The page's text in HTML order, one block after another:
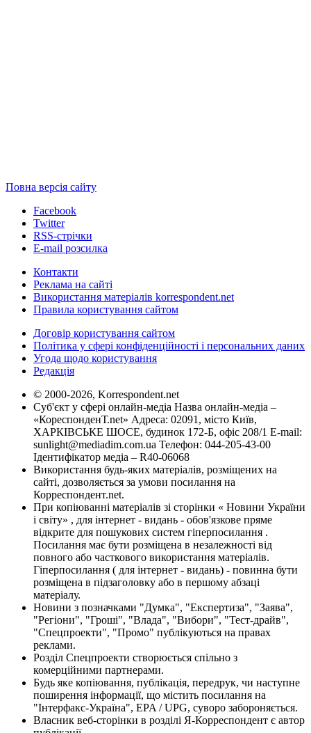
Повна версія сайту
Facebook
Twitter
RSS-стрічки
E-mail розсилка
Контакти
Реклама на сайті
Використання матеріалів korrespondent.net
Правила користування сайтом
Договір користування сайтом
Політика у сфері конфіденційності і персональних даних
Угода щодо користування
Редакція
© 2000-2026, Korrespondent.net
Суб'єкт у сфері онлайн-медіа Назва онлайн-медіа –
«КореспонденТ.net» Адреса: 02091, місто Київ,
ХАРКІВСЬКЕ ШОСЕ, будинок 172-Б, офіс 208/1 E-mail:
sunlight@mediadim.com.ua Телефон: 044-205-43-00
Ідентифікатор медіа – R40-06068
Використання будь-яких матеріалів, розміщених на
сайті, дозволяється за умови посилання на
Корреспондент.net.
При копіюванні матеріалів зі сторінки « Новини України
і світу» , для інтернет - видань - обов'язкове пряме
відкрите для пошукових систем гіперпосилання .
Посилання має бути розміщена в незалежності від
повного або часткового використання матеріалів.
Гіперпосилання ( для інтернет - видань) - повинна бути
розміщена в підзаголовку або в першому абзаці
матеріалу.
Новини з позначками "Думка", "Експертиза", "Заява",
"Регіони", "Гроші", "Влада", "Вибори", "Тест-драйв",
"Спецпроекти", "Промо" публікуються на правах
реклами.
Розділ Спецпроекти створюється спільно з
комерційними партнерами.
Будь яке копіювання, публікація, передрук, чи наступне
поширення інформації, що містить посилання на
"Інтерфакс-Україна", EPA / UPG, суворо забороняється.
Власник веб-сторінки в розділі Я-Корреспондент є автор